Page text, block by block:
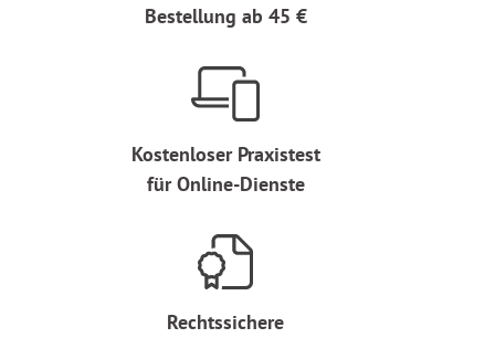
Bestellung ab 45 €
Kostenloser Praxistest
für Online-Dienste
Rechtssichere